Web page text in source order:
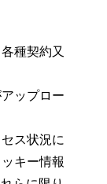
種契約又
ップロー
ス状況に
キー情報